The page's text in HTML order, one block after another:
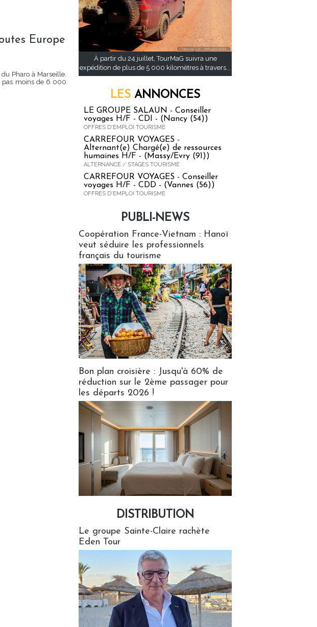
Europe
Pharo à Marseille.
pas moins de 6 000
À partir du 24 juillet, TourMaG suivra une
expédition de plus de 5 000 kilomètres à travers...
LES ANNONCES
LE GROUPE SALAUN - Conseiller
voyages H/F - CDI - (Nancy (54))
OFFRES D'EMPLOI TOURISME
CARREFOUR VOYAGES -
Alternant(e) Chargé(e) de ressources
humaines H/F - (Massy/Evry (91))
ALTERNANCE / STAGES TOURISME
CARREFOUR VOYAGES - Conseiller
voyages H/F - CDD - (Vannes (56))
OFFRES D'EMPLOI TOURISME
PUBLI-NEWS
Coopération France-Vietnam : Hanoï
veut séduire les professionnels
français du tourisme
Bon plan croisière : Jusqu'à 60% de
réduction sur le 2ème passager pour
les départs 2026 !
DISTRIBUTION
Le groupe Sainte-Claire rachète
Eden Tour